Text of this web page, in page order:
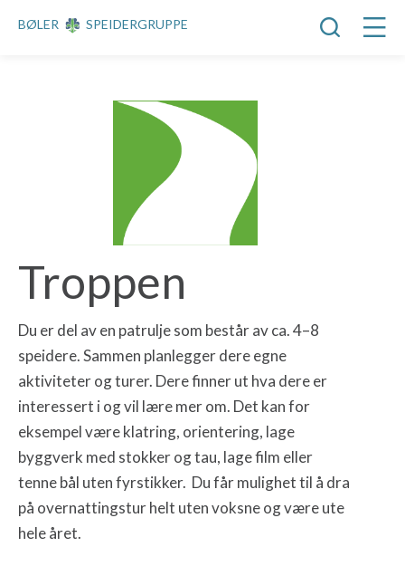
BØLER SPEIDERGRUPPE
Troppen
Du er del av en patrulje som består av ca. 4–8
speidere. Sammen planlegger dere egne
aktiviteter og turer. Dere finner ut hva dere er
interessert i og vil lære mer om. Det kan for
eksempel være klatring, orientering, lage
byggverk med stokker og tau, lage film eller
tenne bål uten fyrstikker. Du får mulighet til å dra
på overnattingstur helt uten voksne og være ute
hele året.